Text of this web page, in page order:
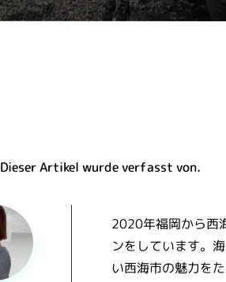
Dieser Artikel wurde verfasst von.
2020年福岡から西
ンをしています。
い西海市の魅力を